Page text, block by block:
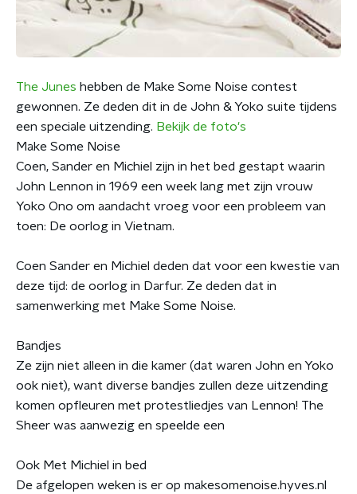
The Junes hebben de Make Some Noise contest
gewonnen. Ze deden dit in de John & Yoko suite tijdens
een speciale uitzending. Bekijk de foto's
Make Some Noise
Coen, Sander en Michiel zijn in het bed gestapt waarin
John Lennon in 1969 een week lang met zijn vrouw
Yoko Ono om aandacht vroeg voor een probleem van
toen: De oorlog in Vietnam.
Coen Sander en Michiel deden dat voor een kwestie van
deze tijd: de oorlog in Darfur. Ze deden dat in
samenwerking met Make Some Noise.
Bandjes
Ze zijn niet alleen in die kamer (dat waren John en Yoko
ook niet), want diverse bandjes zullen deze uitzending
komen opfleuren met protestliedjes van Lennon! The
Sheer was aanwezig en speelde een
Ook Met Michiel in bed
De afgelopen weken is er op makesomenoise.hyves.nl